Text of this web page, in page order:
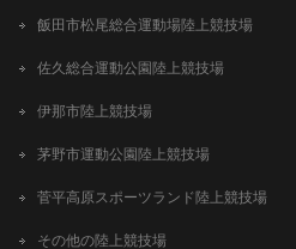
飯田市松尾総合運動場陸上競技場
佐久総合運動公園陸上競技場
伊那市陸上競技場
茅野市運動公園陸上競技場
菅平高原スポーツランド陸上競技場
その他の陸上競技場